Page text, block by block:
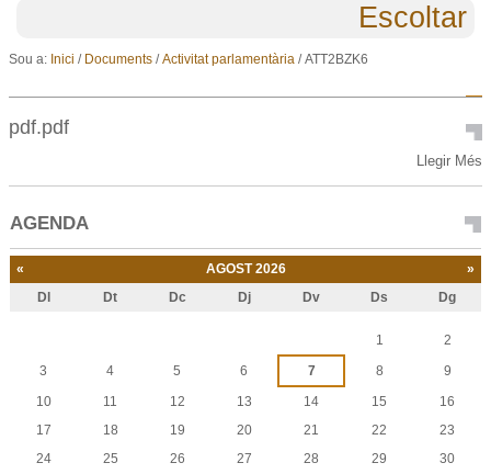
Escoltar
Sou a: Inici / Documents /Activitat parlamentària /ATT2BZK6
pdf.pdf
Llegir Més
AGENDA
« AGOST 2026 »
Dl Dt Dc Dj Dv Ds Dg
1
2
3
4 5 6 7 8
9
10
11 12 13 14 15
16
17
18 19 20 21 22
23
24
25 26 27 28 29
30